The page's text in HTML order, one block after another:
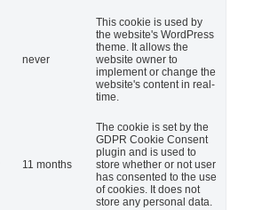
never
This cookie is used by
the website's WordPress
theme. It allows the
website owner to
implement or change the
website's content in real-
time.
11 months
The cookie is set by the
GDPR Cookie Consent
plugin and is used to
store whether or not user
has consented to the use
of cookies. It does not
store any personal data.